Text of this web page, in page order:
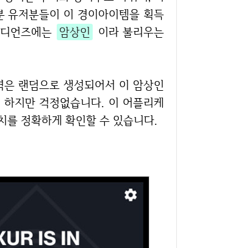
유저분들이 이 경이아이템을 획득
언즈에는 암상인
이라 불리우는
지만 걱정없습니다. 이 어플리케
를 정확하게 확인할 수 있습니다.